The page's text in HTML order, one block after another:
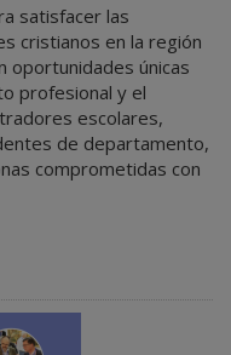
satisfacer las
cristianos en la región
oportunidades únicas
profesional y el
escolares,
de departamento,
comprometidas con